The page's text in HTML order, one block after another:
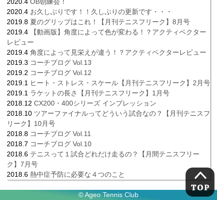
2020.4 OB朝練会！
2020.4 お久しぶりです！！久しぶりの更新です・・・
2019.8 夏のグリップはこれ！【月刊テニスフリーク】8月号
2019.4
【動画版】角度によって色が変わる！？アクティベクター
レビュー
2019.4 角度によって見栄えが違う！？アクティベクターレビュー
2019.3 コーチブログ Vol.13
2019.2 コーチブログ Vol.12
2019.1 ヒート・ストレス・スケール【月刊テニスフリーク】2月号
2019.1 ラケットの長さ【月刊テニスフリーク】1月号
2018.12 CX200・400シリーズ インプレッション
2018.10 ツアーファイナルってどういう試合なの？【月刊テニスフ
リーク】10月号
2018.8 コーチブログ Vol.11
2018.7 コーチブログ Vol.10
2018.6 テニスって１試合どれだけ走るの？【月間テニスフリー
ク】7月号
2018.6 熱中症予防に必要な４つのこと
© Ageo Tennis Club